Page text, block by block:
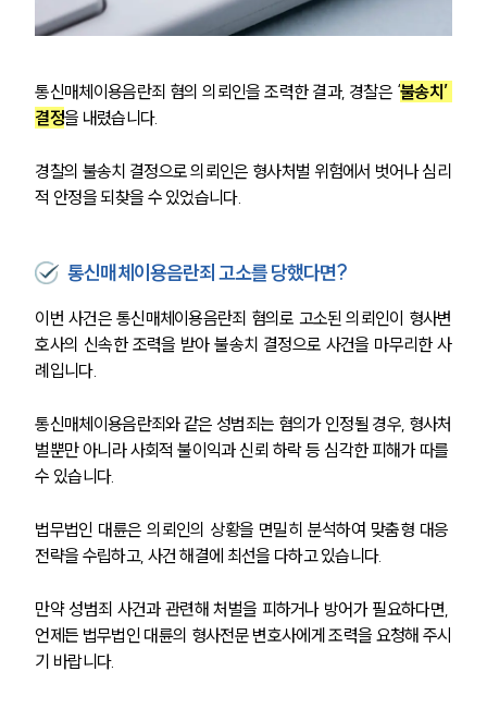
그룹소개
대륜의 강점
오시는 길
글로벌 파트너 로펌
통신매체이용음란죄 혐의 의뢰인을 조력한 결과, 경찰은 ‘불송치’
결정을 내렸습니다.
경찰의 불송치 결정으로 의뢰인은 형사처벌 위험에서 벗어나 심리
적 안정을 되찾을 수 있었습니다.
통신매체이용음란죄 고소를 당했다면?
이번 사건은 통신매체이용음란죄 혐의로 고소된 의뢰인이 형사변
호사의 신속한 조력을 받아 불송치 결정으로 사건을 마무리한 사
례입니다.
통신매체이용음란죄와 같은 성범죄는 혐의가 인정될 경우, 형사처
벌뿐만 아니라 사회적 불이익과 신뢰 하락 등 심각한 피해가 따를
수 있습니다.
법무법인 대륜은 의뢰인의 상황을 면밀히 분석하여 맞춤형 대응
전략을 수립하고, 사건 해결에 최선을 다하고 있습니다.
만약 성범죄 사건과 관련해 처벌을 피하거나 방어가 필요하다면,
언제든 법무법인 대륜의 형사전문 변호사에게 조력을 요청해 주시
기 바랍니다.